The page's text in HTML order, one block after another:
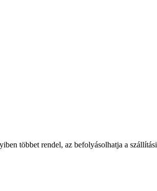
többet rendel, az befolyásolhatja a